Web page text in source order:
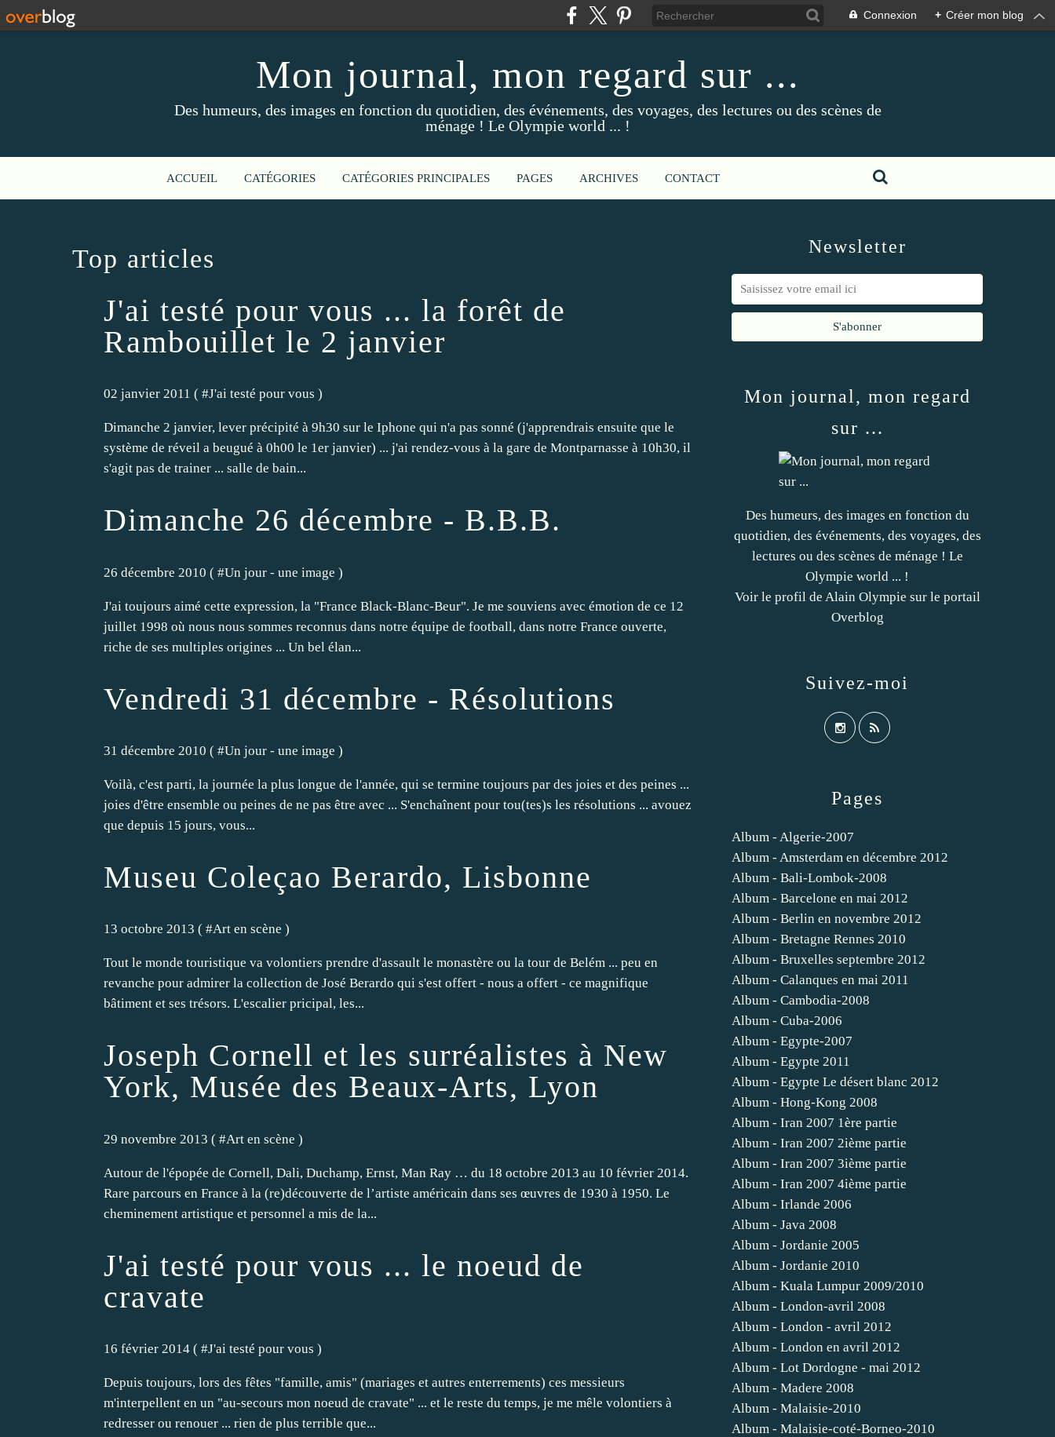
Connexion + Créer mon blog
Mon journal, mon regard sur ...
Des humeurs, des images en fonction du quotidien, des événements, des voyages, des lectures ou des scènes de
ménage ! Le Olympie world ... !
ACCUEIL CATÉGORIES CATÉGORIES PRINCIPALES PAGES ARCHIVES CONTACT
Top articles
J'ai testé pour vous ... la forêt de
Rambouillet le 2 janvier
02 janvier 2011 ( #J'ai testé pour vous )
Dimanche 2 janvier, lever précipité à 9h30 sur le Iphone qui n'a pas sonné (j'apprendrais ensuite que le
système de réveil a beugué à 0h00 le 1er janvier) ... j'ai rendez-vous à la gare de Montparnasse à 10h30, il
s'agit pas de trainer ... salle de bain...
Dimanche 26 décembre - B.B.B.
26 décembre 2010 ( #Un jour - une image )
J'ai toujours aimé cette expression, la "France Black-Blanc-Beur". Je me souviens avec émotion de ce 12
juillet 1998 où nous nous sommes reconnus dans notre équipe de football, dans notre France ouverte,
riche de ses multiples origines ... Un bel élan...
Vendredi 31 décembre - Résolutions
31 décembre 2010 ( #Un jour - une image )
Voilà, c'est parti, la journée la plus longue de l'année, qui se termine toujours par des joies et des peines ...
joies d'être ensemble ou peines de ne pas être avec ... S'enchaînent pour tou(tes)s les résolutions ... avouez
que depuis 15 jours, vous...
Museu Coleçao Berardo, Lisbonne
13 octobre 2013 ( #Art en scène )
Tout le monde touristique va volontiers prendre d'assault le monastère ou la tour de Belém ... peu en
revanche pour admirer la collection de José Berardo qui s'est offert - nous a offert - ce magnifique
bâtiment et ses trésors. L'escalier pricipal, les...
Joseph Cornell et les surréalistes à New
York, Musée des Beaux-Arts, Lyon
29 novembre 2013 ( #Art en scène )
Autour de l'épopée de Cornell, Dali, Duchamp, Ernst, Man Ray … du 18 octobre 2013 au 10 février 2014.
Rare parcours en France à la (re)découverte de l’artiste américain dans ses œuvres de 1930 à 1950. Le
cheminement artistique et personnel a mis de la...
J'ai testé pour vous ... le noeud de
cravate
16 février 2014 ( #J'ai testé pour vous )
Depuis toujours, lors des fêtes "famille, amis" (mariages et autres enterrements) ces messieurs
m'interpellent en un "au-secours mon noeud de cravate" ... et le reste du temps, je me mêle volontiers à
redresser ou renouer ... rien de plus terrible que...
Newsletter
Pages
Album - Algerie-2007
Album - Amsterdam en décembre 2012
Album - Bali-Lombok-2008
Album - Barcelone en mai 2012
Album - Berlin en novembre 2012
Album - Bretagne Rennes 2010
Album - Bruxelles septembre 2012
Album - Calanques en mai 2011
Album - Cambodia-2008
Album - Cuba-2006
Album - Egypte-2007
Album - Egypte 2011
Album - Egypte Le désert blanc 2012
Album - Hong-Kong 2008
Album - Iran 2007 1ère partie
Album - Iran 2007 2ième partie
Album - Iran 2007 3ième partie
Album - Iran 2007 4ième partie
Album - Irlande 2006
Album - Java 2008
Album - Jordanie 2005
Album - Jordanie 2010
Album - Kuala Lumpur 2009/2010
Album - London-avril 2008
Album - London - avril 2012
Album - London en avril 2012
Album - Lot Dordogne - mai 2012
Album - Madere 2008
Album - Malaisie-2010
Album - Malaisie-coté-Borneo-2010
Mon journal, mon regard
sur ...
Des humeurs, des images en fonction du
quotidien, des événements, des voyages, des
lectures ou des scènes de ménage ! Le
Olympie world ... !
Voir le profil de Alain Olympie sur le portail
Overblog
Suivez-moi